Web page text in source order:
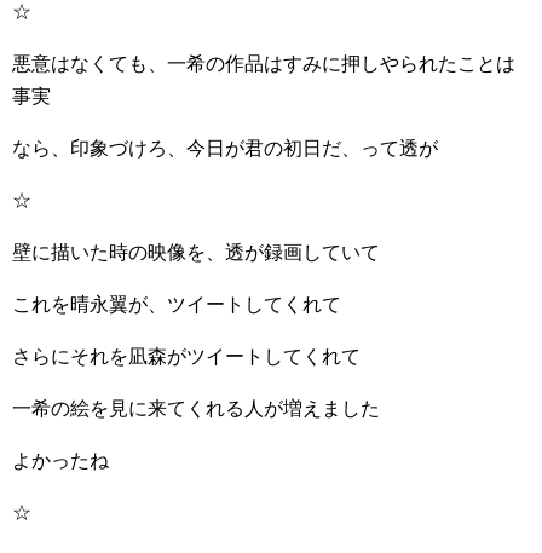
☆
悪意はなくても、一希の作品はすみに押しやられたことは
事実
なら、印象づけろ、今日が君の初日だ、って透が
☆
壁に描いた時の映像を、透が録画していて
これを晴永翼が、ツイートしてくれて
さらにそれを凪森がツイートしてくれて
一希の絵を見に来てくれる人が増えました
よかったね
☆